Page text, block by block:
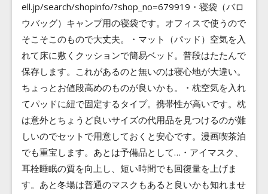
ell.jp/search/shopinfo/?shop_no=679919・寝袋（バロ
ウバッグ）キャンプ用の寝袋です。オフィスで使うので
そこそこのもので大丈夫。・マット（パッド）空気を入
れて床に敷くクッションで簡易ベッド。普段はたたんで
保存します。これがあるのと無いのは寝心地が大違い。
ちょっとお値段高めのものが良いかも。・枕空気を入れ
てパッドに紐で固定するタイプ。携帯性が高いです。枕
は意外とちょうど良いサイズの代用品を見つけるのが難
しいのでセットで用意しておくと安心です。漫画喫茶泊
でも重宝します。あとは予備品として…・アイマスク、
耳栓睡眠の質を向上し、短い時間でも回復量を上げま
す。あと冬場は普通のマスクもあると良いかも知れませ